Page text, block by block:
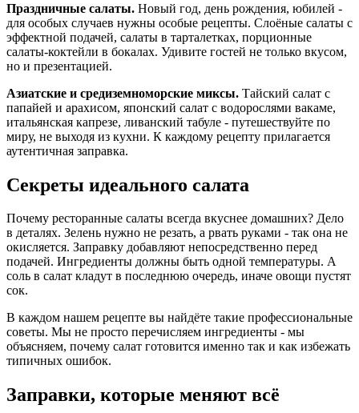
Праздничные салаты. Новый год, день рождения, юбилей -
для особых случаев нужны особые рецепты. Слоёные салаты с
эффектной подачей, салаты в тарталетках, порционные
салаты-коктейли в бокалах. Удивите гостей не только вкусом,
но и презентацией.
Азиатские и средиземноморские миксы. Тайский салат с
папайей и арахисом, японский салат с водорослями вакаме,
итальянская капрезе, ливанский табуле - путешествуйте по
миру, не выходя из кухни. К каждому рецепту прилагается
аутентичная заправка.
Секреты идеального салата
Почему ресторанные салаты всегда вкуснее домашних? Дело
в деталях. Зелень нужно не резать, а рвать руками - так она не
окисляется. Заправку добавляют непосредственно перед
подачей. Ингредиенты должны быть одной температуры. А
соль в салат кладут в последнюю очередь, иначе овощи пустят
сок.
В каждом нашем рецепте вы найдёте такие профессиональные
советы. Мы не просто перечисляем ингредиенты - мы
объясняем, почему салат готовится именно так и как избежать
типичных ошибок.
Заправки, которые меняют всё